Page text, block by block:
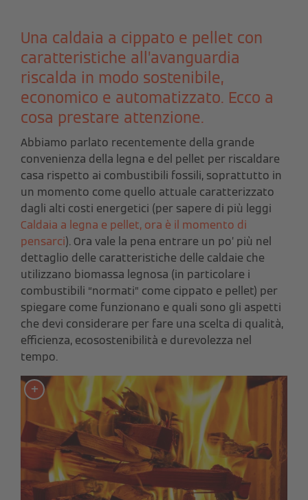
Una caldaia a cippato e pellet con
caratteristiche all’avanguardia
riscalda in modo sostenibile,
economico e automatizzato. Ecco a
cosa prestare attenzione.
Abbiamo parlato recentemente della grande
convenienza della legna e del pellet per riscaldare
casa rispetto ai combustibili fossili, soprattutto in
un momento come quello attuale caratterizzato
dagli alti costi energetici (per sapere di più leggi
Caldaia a legna e pellet, ora è il momento di
pensarci). Ora vale la pena entrare un po’ più nel
dettaglio delle caratteristiche delle caldaie che
utilizzano biomassa legnosa (in particolare i
combustibili “normati” come cippato e pellet) per
spiegare come funzionano e quali sono gli aspetti
che devi considerare per fare una scelta di qualità,
efficienza, ecosostenibilità e durevolezza nel
tempo.